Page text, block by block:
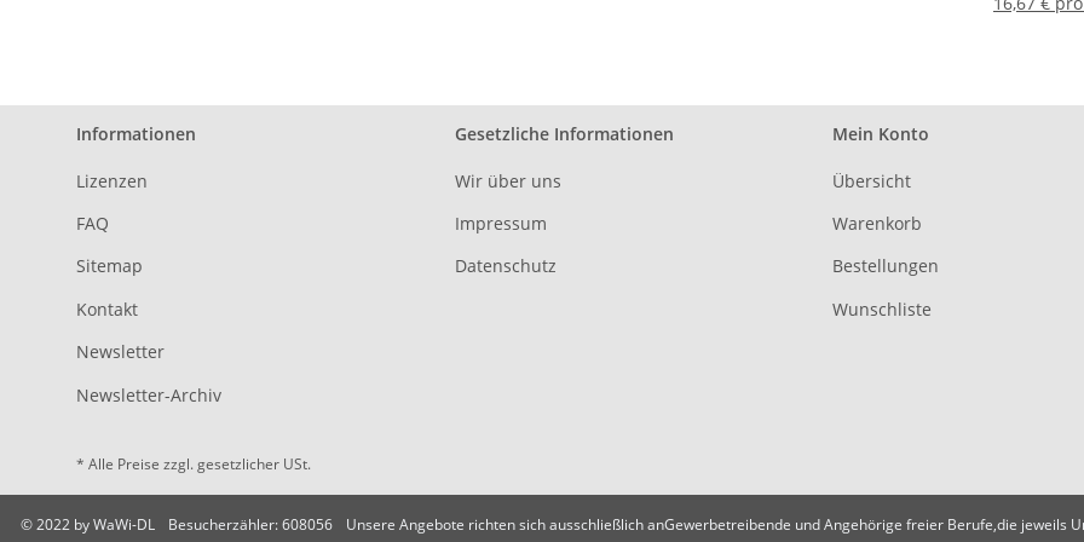
Informationen
Lizenzen
FAQ
Sitemap
Kontakt
Newsletter
Newsletter-Archiv
Gesetzliche Informationen
Wir über uns
Impressum
Datenschutz
Mein Konto
Übersicht
Warenkorb
Bestellungen
Wunschliste
* Alle Preise zzgl. gesetzlicher USt.
© 2022 by WaWi-DL Besucherzähler: 608056 Unsere Angebote richten sich ausschließlich anGewerbetreibende und Angehörige freier Berufe,die jeweils